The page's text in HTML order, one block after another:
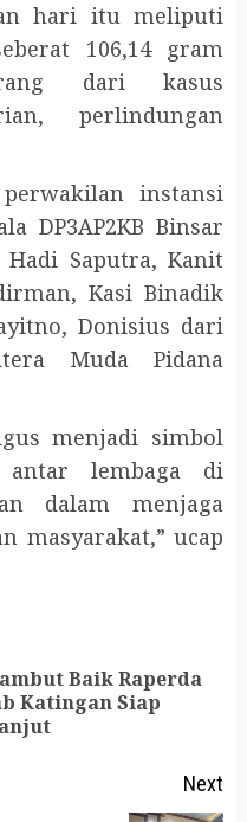
hari itu meliputi
106,14 gram
dari kasus
perlindungan
instansi
DP3AP2KB Binsar
Hadi Saputra, Kanit
Kasi Binadik
Donisius dari
Muda Pidana
menjadi simbol
lembaga di
dalam menjaga
masyarakat,” ucap
Baik Raperda
Katingan Siap
Next